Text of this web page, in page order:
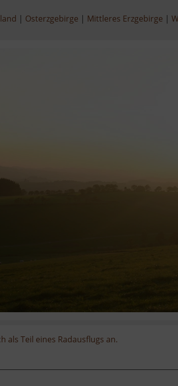
Osterzgebirge Mittleres Erzgebirge
als Teil eines Radausflugs an.